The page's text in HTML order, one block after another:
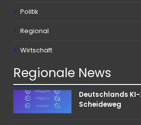
Politik
Regional
Wirtschaft
Regionale News
Deutschlands
Scheideweg